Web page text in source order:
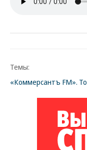
Темы:
«Коммерсантъ FM».